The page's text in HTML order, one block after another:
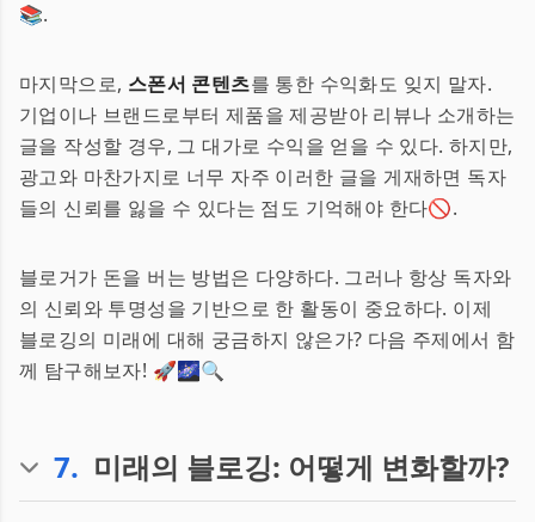
📚.
마지막으로, 스폰서 콘텐츠를 통한 수익화도 잊지 말자.
기업이나 브랜드로부터 제품을 제공받아 리뷰나 소개하는
글을 작성할 경우, 그 대가로 수익을 얻을 수 있다. 하지만,
광고와 마찬가지로 너무 자주 이러한 글을 게재하면 독자
들의 신뢰를 잃을 수 있다는 점도 기억해야 한다🚫.
블로거가 돈을 버는 방법은 다양하다. 그러나 항상 독자와
의 신뢰와 투명성을 기반으로 한 활동이 중요하다. 이제
블로깅의 미래에 대해 궁금하지 않은가? 다음 주제에서 함
께 탐구해보자! 🚀🌌🔍
7. 미래의 블로깅: 어떻게 변화할까?